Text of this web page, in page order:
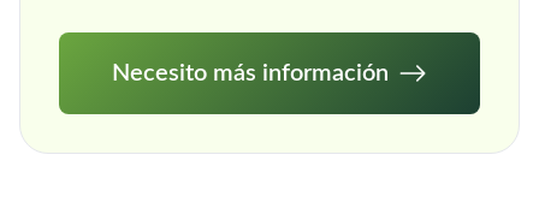
Necesito más información